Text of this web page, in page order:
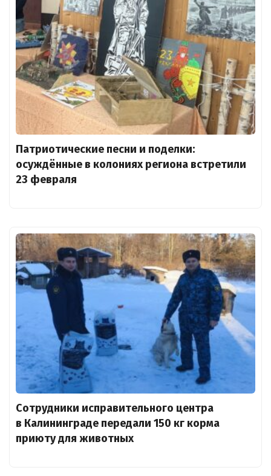
Патриотические песни и поделки:
осуждённые в колониях региона встретили
23 февраля
Сотрудники исправительного центра
в Калининграде передали 150 кг корма
приюту для животных